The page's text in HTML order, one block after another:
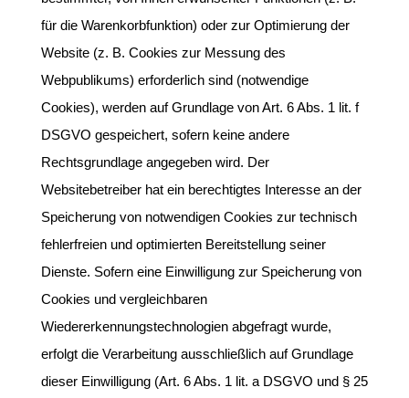
für die Warenkorbfunktion) oder zur Optimierung der
Website (z. B. Cookies zur Messung des
Webpublikums) erforderlich sind (notwendige
Cookies), werden auf Grundlage von Art. 6 Abs. 1 lit. f
DSGVO gespeichert, sofern keine andere
Rechtsgrundlage angegeben wird. Der
Websitebetreiber hat ein berechtigtes Interesse an der
Speicherung von notwendigen Cookies zur technisch
fehlerfreien und optimierten Bereitstellung seiner
Dienste. Sofern eine Einwilligung zur Speicherung von
Cookies und vergleichbaren
Wiedererkennungstechnologien abgefragt wurde,
erfolgt die Verarbeitung ausschließlich auf Grundlage
dieser Einwilligung (Art. 6 Abs. 1 lit. a DSGVO und § 25